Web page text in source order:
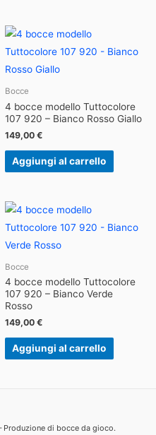
Bocce
4 bocce modello Tuttocolore
107 920 – Bianco Rosso Giallo
149,00 €
Aggiungi al carrello
Bocce
4 bocce modello Tuttocolore
107 920 – Bianco Verde
Rosso
149,00 €
Aggiungi al carrello
Produzione di bocce da gioco.